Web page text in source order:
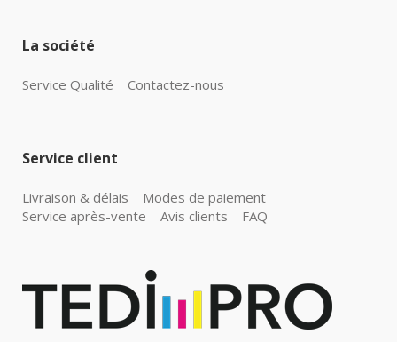
La société
Service Qualité Contactez-nous
Service client
Livraison & délais
Modes de paiement
Service après-vente
Avis clients FAQ